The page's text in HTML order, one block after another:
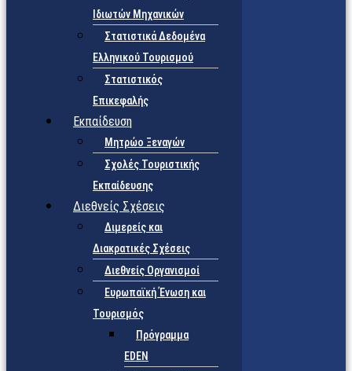
Ιδιωτών Μηχανικών
Στατιστικά Δεδομένα
Ελληνικού Τουρισμού
Στατιστικός
Επικεφαλής
Εκπαίδευση
Μητρώο Ξεναγών
Σχολές Τουριστικής
Εκπαίδευσης
Διεθνείς Σχέσεις
Διμερείς και
Διακρατικές Σχέσεις
Διεθνείς Οργανισμοί
Ευρωπαϊκή Ένωση και
Τουρισμός
Πρόγραμμα
EDEN